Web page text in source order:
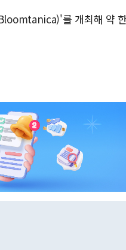
를 개최해 약